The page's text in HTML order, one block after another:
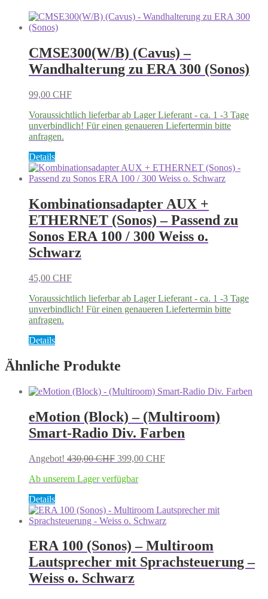
CMSE300(W/B) (Cavus) –
Wandhalterung zu ERA 300 (Sonos)
99,00 CHF
Voraussichtlich lieferbar ab Lager Lieferant - ca. 1 -3 Tage
unverbindlich! Für einen genaueren Liefertermin bitte
anfragen.
DetailsDieses
Produkt
weist
Varianten
auf.
Die
Optionen
können
auf
Produktseite
gewählt
werden
Kombinationsadapter AUX +
ETHERNET (Sonos) – Passend zu
Sonos ERA 100 / 300 Weiss o.
Schwarz
45,00 CHF
Voraussichtlich lieferbar ab Lager Lieferant - ca. 1 -3 Tage
unverbindlich! Für einen genaueren Liefertermin bitte
anfragen.
DetailsDieses
weist
mehrere
auf.
Optionen
können
auf
Produktseite
werden
Ähnliche Produkte
eMotion (Block) – (Multiroom)
Smart-Radio Div. Farben
Angebot! 430,00CHF Ursprünglicher
war:
399,00 CHFAktueller
Ab unserem Lager verfügbar
DetailsDieses
Produkt
weist
Varianten
auf.
Die
Optionen
können
ERA 100 (Sonos) – Multiroom
Lautsprecher mit Sprachsteuerung –
Weiss o. Schwarz